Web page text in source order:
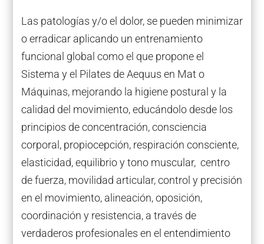
Las patologías y/o el dolor, se pueden minimizar
o erradicar aplicando un entrenamiento
funcional global como el que propone el
Sistema y el Pilates de Aequus en Mat o
Máquinas, mejorando la higiene postural y la
calidad del movimiento, educándolo desde los
principios de concentración, consciencia
corporal, propiocepción, respiración consciente,
elasticidad, equilibrio y tono muscular, centro
de fuerza, movilidad articular, control y precisión
en el movimiento, alineación, oposición,
coordinación y resistencia, a través de
verdaderos profesionales en el entendimiento